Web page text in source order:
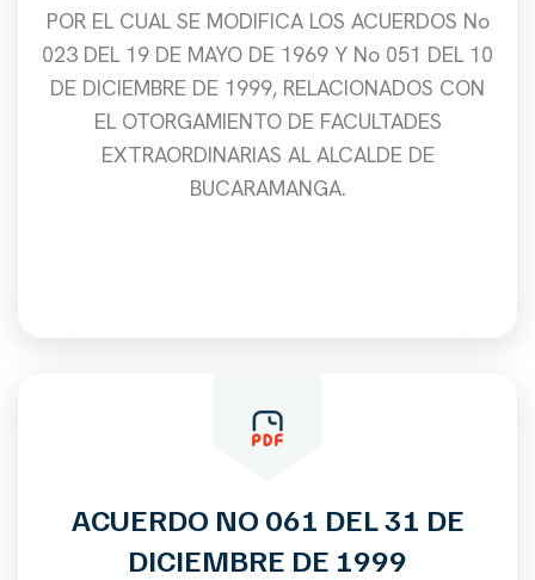
POR EL CUAL SE MODIFICA LOS ACUERDOS No
023 DEL 19 DE MAYO DE 1969 Y No 051 DEL 10
DE DICIEMBRE DE 1999, RELACIONADOS CON
EL OTORGAMIENTO DE FACULTADES
EXTRAORDINARIAS AL ALCALDE DE
BUCARAMANGA.
ACUERDO NO 061 DEL 31 DE
DICIEMBRE DE 1999